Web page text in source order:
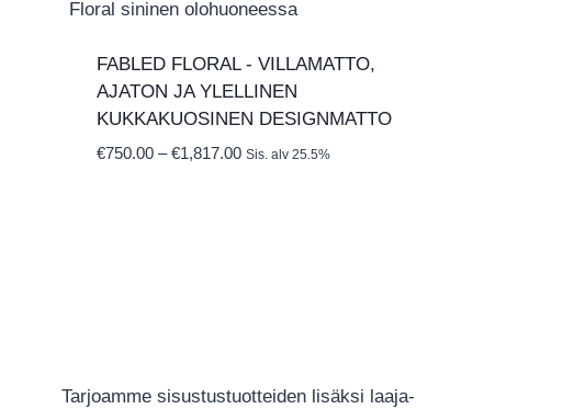
FABLED FLORAL ‑ VILLAMATTO,
AJATON JA YLELLINEN
KUKKAKUOSINEN DESIGNMATTO
€750.00 – €1,817.00Hintaluokka:
Sis. alv 25.5%
Tarjoamme sisustustuotteiden lisäksi laaja-